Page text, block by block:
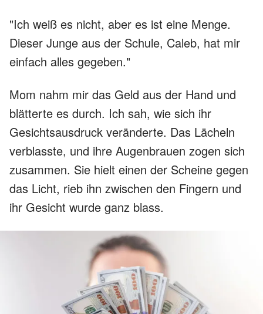
"Ich weiß es nicht, aber es ist eine Menge.
Dieser Junge aus der Schule, Caleb, hat mir
einfach alles gegeben."
Mom nahm mir das Geld aus der Hand und
blätterte es durch. Ich sah, wie sich ihr
Gesichtsausdruck veränderte. Das Lächeln
verblasste, und ihre Augenbrauen zogen sich
zusammen. Sie hielt einen der Scheine gegen
das Licht, rieb ihn zwischen den Fingern und
ihr Gesicht wurde ganz blass.